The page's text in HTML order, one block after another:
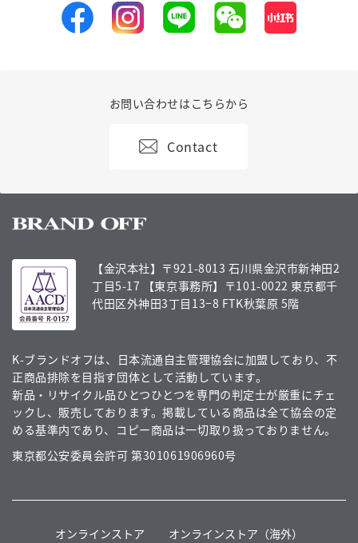
K-ブランドオフは、日本流通自主管理協会に加盟しており、不
正商品排除を目指す団体として活動しています。
新品・リサイクル品ひとつひとつを専門の判定士が厳重にチェ
ックし、販売しております。掲載している商品は全て協会の定
める基準内であり、コピー商品は一切取り扱っておりません。
東京都公安委員会許可 第301061906960号
【金沢本社】〒921-8013 石川県金沢市新神田2
丁目5-17
【東京事務所】〒101-0022 東京都千
代田区外神田3丁目13−8 FTK秋葉原 5階
オンラインストア オンラインストア（海外）
お問い合わせはこちらから
Contact